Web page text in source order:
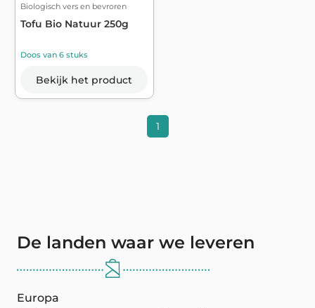
Biologisch vers en bevroren
Tofu Bio Natuur 250g
Doos van 6 stuks
Bekijk het product
1
De landen waar we leveren
Europa